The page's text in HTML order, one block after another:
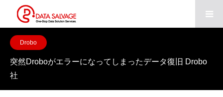
Drobo
突然Droboがエラーになってしまったデータ復旧 Drobo
社